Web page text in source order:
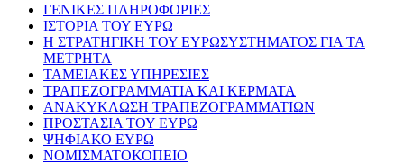
ΓΕΝΙΚΕΣ ΠΛΗΡΟΦΟΡΙΕΣ
ΙΣΤΟΡΙΑ ΤΟΥ ΕΥΡΩ
Η ΣΤΡΑΤΗΓΙΚΗ ΤΟΥ ΕΥΡΩΣΥΣΤΗΜΑΤΟΣ ΓΙΑ ΤΑ
ΜΕΤΡΗΤΑ
ΤΑΜΕΙΑΚΕΣ ΥΠΗΡΕΣΙΕΣ
ΤΡΑΠΕΖΟΓΡΑΜΜΑΤΙΑ ΚΑΙ ΚΕΡΜΑΤΑ
ΑΝΑΚΥΚΛΩΣΗ ΤΡΑΠΕΖΟΓΡΑΜΜΑΤΙΩΝ
ΠΡΟΣΤΑΣΙΑ ΤΟΥ ΕΥΡΩ
ΨΗΦΙΑΚΟ ΕΥΡΩ
ΝΟΜΙΣΜΑΤΟΚΟΠΕΙΟ